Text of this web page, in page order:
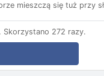
mieszczą się tuż przy
Skorzystano 272 razy.